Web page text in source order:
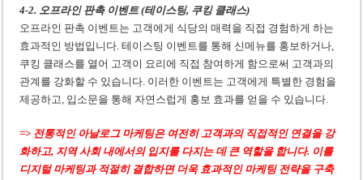
4-2. 오프라인 판촉 이벤트 (테이스팅, 쿠킹 클래스)
오프라인 판촉 이벤트는 고객에게 식당의 매력을 직접 경험하게 하는
효과적인 방법입니다. 테이스팅 이벤트를 통해 신메뉴를 홍보하거나,
쿠킹 클래스를 열어 고객이 요리에 직접 참여하게 함으로써 고객과의
관계를 강화할 수 있습니다. 이러한 이벤트는 고객에게 특별한 경험을
제공하고, 입소문을 통해 자연스럽게 홍보 효과를 얻을 수 있습니다.
=> 전통적인 아날로그 마케팅은 여전히 고객과의 직접적인 연결을 강
화하고, 지역 사회 내에서의 입지를 다지는 데 큰 역할을 합니다. 이를
디지털 마케팅과 적절히 결합하면 더욱 효과적인 마케팅 전략을 구축